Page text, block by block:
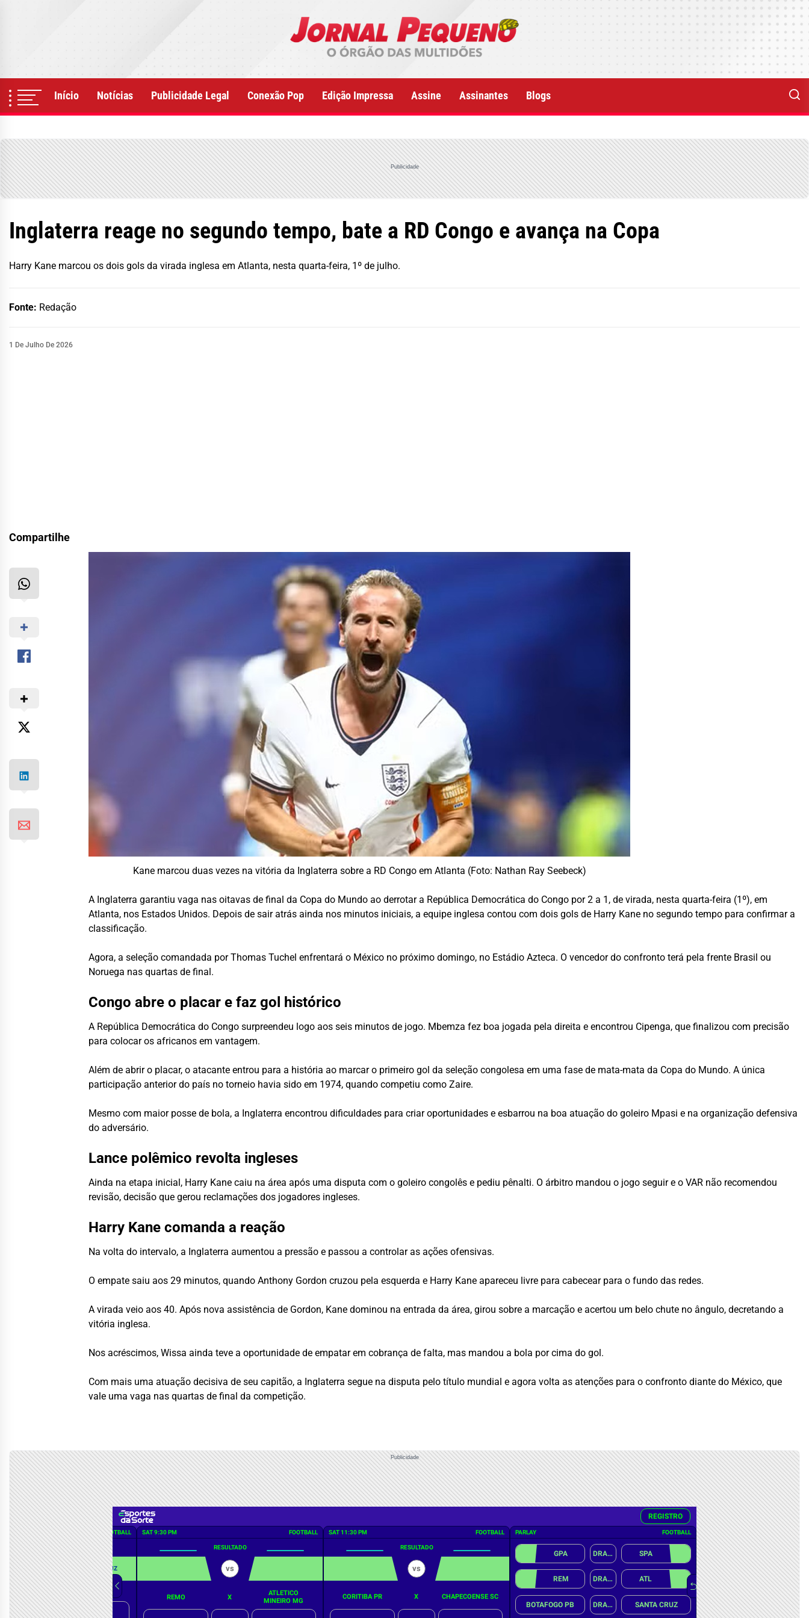
Início Notícias Publicidade Legal Conexão Pop Edição Impressa Assine Assinantes Blogs
Publicidade
Inglaterra reage no segundo tempo, bate a RD Congo e avança na Copa
Harry Kane marcou os dois gols da virada inglesa em Atlanta, nesta quarta-feira, 1º de julho.
Fonte: Redação
1 De Julho De 2026
Compartilhe
Kane marcou duas vezes na vitória da Inglaterra sobre a RD Congo em Atlanta (Foto: Nathan Ray Seebeck)
A Inglaterra garantiu vaga nas oitavas de final da Copa do Mundo ao derrotar a República Democrática do Congo por 2 a 1, de virada, nesta quarta-feira (1º), em
Atlanta, nos Estados Unidos. Depois de sair atrás ainda nos minutos iniciais, a equipe inglesa contou com dois gols de Harry Kane no segundo tempo para confirmar a
classificação.
Agora, a seleção comandada por Thomas Tuchel enfrentará o México no próximo domingo, no Estádio Azteca. O vencedor do confronto terá pela frente Brasil ou
Noruega nas quartas de final.
Congo abre o placar e faz gol histórico
A República Democrática do Congo surpreendeu logo aos seis minutos de jogo. Mbemza fez boa jogada pela direita e encontrou Cipenga, que finalizou com precisão
para colocar os africanos em vantagem.
Além de abrir o placar, o atacante entrou para a história ao marcar o primeiro gol da seleção congolesa em uma fase de mata-mata da Copa do Mundo. A única
participação anterior do país no torneio havia sido em 1974, quando competiu como Zaire.
Mesmo com maior posse de bola, a Inglaterra encontrou dificuldades para criar oportunidades e esbarrou na boa atuação do goleiro Mpasi e na organização defensiva
do adversário.
Lance polêmico revolta ingleses
Ainda na etapa inicial, Harry Kane caiu na área após uma disputa com o goleiro congolês e pediu pênalti. O árbitro mandou o jogo seguir e o VAR não recomendou
revisão, decisão que gerou reclamações dos jogadores ingleses.
Harry Kane comanda a reação
Na volta do intervalo, a Inglaterra aumentou a pressão e passou a controlar as ações ofensivas.
O empate saiu aos 29 minutos, quando Anthony Gordon cruzou pela esquerda e Harry Kane apareceu livre para cabecear para o fundo das redes.
A virada veio aos 40. Após nova assistência de Gordon, Kane dominou na entrada da área, girou sobre a marcação e acertou um belo chute no ângulo, decretando a
vitória inglesa.
Nos acréscimos, Wissa ainda teve a oportunidade de empatar em cobrança de falta, mas mandou a bola por cima do gol.
Com mais uma atuação decisiva de seu capitão, a Inglaterra segue na disputa pelo título mundial e agora volta as atenções para o confronto diante do México, que
vale uma vaga nas quartas de final da competição.
Publicidade